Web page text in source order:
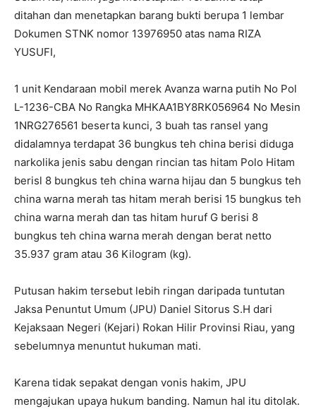
ditahan dan menetapkan barang bukti berupa 1 lembar
Dokumen STNK nomor 13976950 atas nama RIZA
YUSUFI,
1 unit Kendaraan mobil merek Avanza warna putih No Pol
L-1236-CBA No Rangka MHKAA1BY8RK056964 No Mesin
1NRG276561 beserta kunci, 3 buah tas ransel yang
didalamnya terdapat 36 bungkus teh china berisi diduga
narkolika jenis sabu dengan rincian tas hitam Polo Hitam
berisl 8 bungkus teh china warna hijau dan 5 bungkus teh
china warna merah tas hitam merah berisi 15 bungkus teh
china warna merah dan tas hitam huruf G berisi 8
bungkus teh china warna merah dengan berat netto
35.937 gram atau 36 Kilogram (kg).
Putusan hakim tersebut lebih ringan daripada tuntutan
Jaksa Penuntut Umum (JPU) Daniel Sitorus S.H dari
Kejaksaan Negeri (Kejari) Rokan Hilir Provinsi Riau, yang
sebelumnya menuntut hukuman mati.
Karena tidak sepakat dengan vonis hakim, JPU
mengajukan upaya hukum banding. Namun hal itu ditolak.